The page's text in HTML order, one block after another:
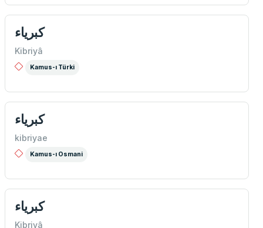
كبرياء
Kibriyâ
Kamus-ı Türki
كبرياء
kibriyae
Kamus-ı Osmani
كبرياء
Kibriyâ